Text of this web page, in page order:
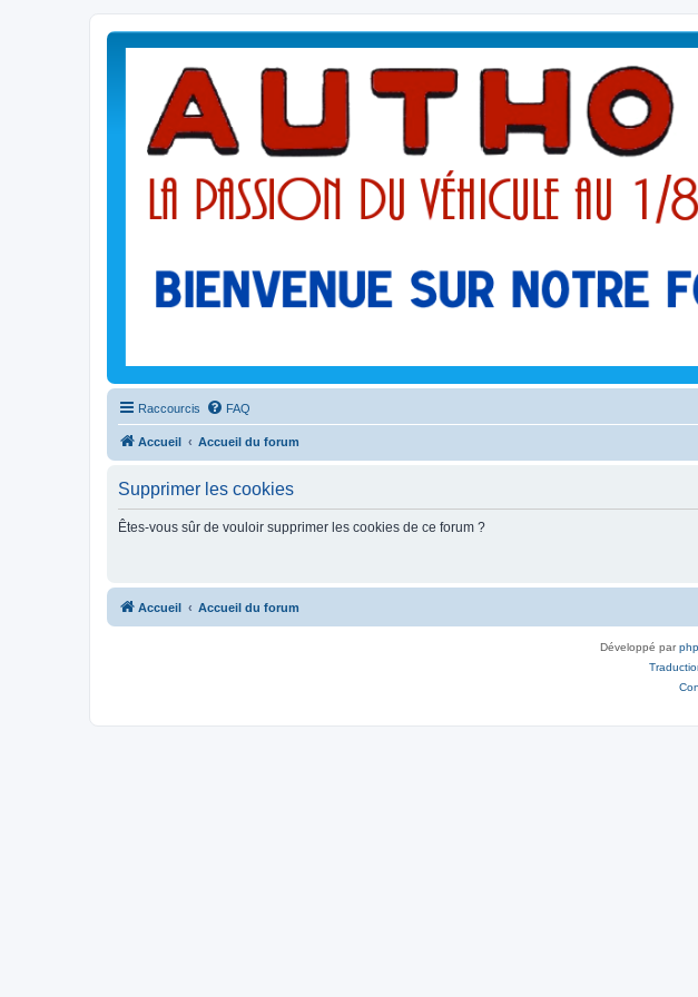
Raccourcis FAQ
Accueil Accueil du forum
Supprimer les cookies
Êtes-vous sûr de vouloir supprimer les cookies de ce forum ?
Accueil Accueil du forum
Développé par